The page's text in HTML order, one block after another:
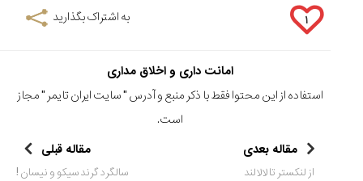
۱ به اشتراک بگذارید
امانت داری و اخلاق مداری
استفاده از این محتوا فقط با ذکر منبع و آدرس "سایت ایران تایمر" مجاز
است.
مقاله بعدی
از لنکستر تا لالالند
مقاله قبلی
سالگرد گرند سیکو و نیسان !